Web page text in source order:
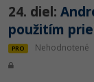
24. diel:
použitím
PRO Nehodnotené